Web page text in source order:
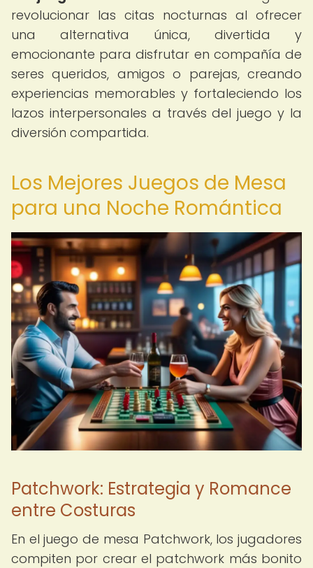
revolucionar las citas nocturnas al ofrecer
una alternativa única, divertida y
emocionante para disfrutar en compañía de
seres queridos, amigos o parejas, creando
experiencias memorables y fortaleciendo los
lazos interpersonales a través del juego y la
diversión compartida.
Los Mejores Juegos de Mesa
para una Noche Romántica
Patchwork: Estrategia y Romance
entre Costuras
En el juego de mesa Patchwork, los jugadores
compiten por crear el patchwork más bonito